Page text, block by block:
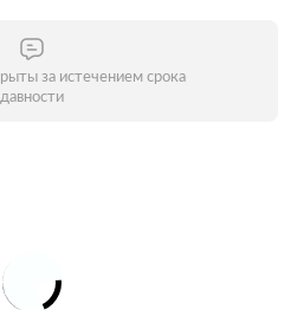
за истечением срока
давности